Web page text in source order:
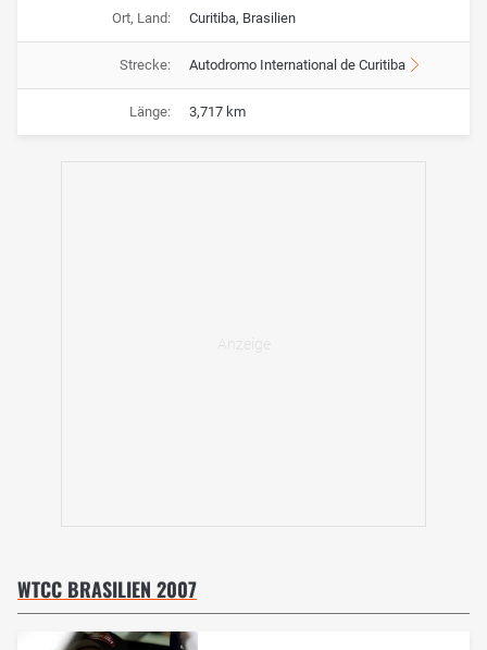
Ort, Land: Curitiba, Brasilien
Strecke: Autodromo International de Curitiba
Länge: 3,717 km
WTCC BRASILIEN 2007